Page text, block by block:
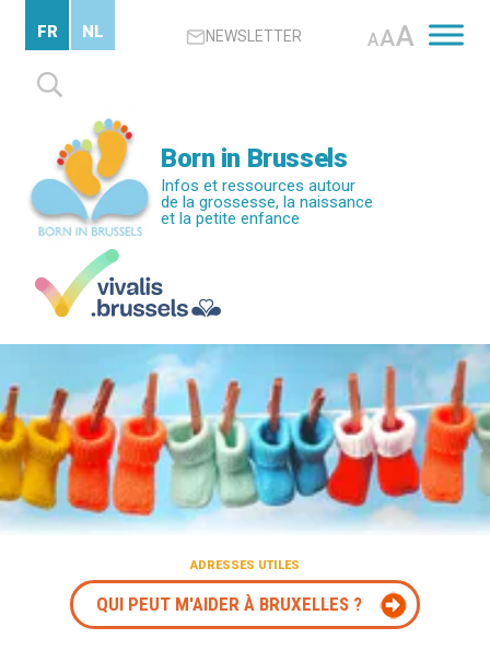
contenu
principal
NEWSLETTER AAA
Rechercher :
FR NL
Born in Brussels
Infos et ressources autour
de la grossesse, la naissance
et la petite enfance
ADRESSES UTILES
QUI PEUT M'AIDER À BRUXELLES ?